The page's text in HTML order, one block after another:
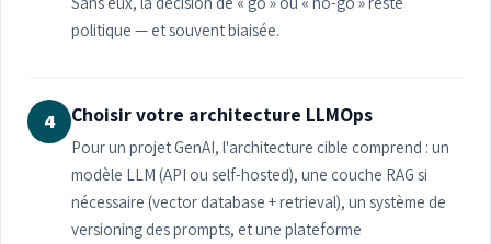
politique — et souvent biaisée.
4 Choisir votre architecture LLMOps
Pour un projet GenAI, l'architecture cible comprend : un
modèle LLM (API ou self-hosted), une couche RAG si
nécessaire (vector database + retrieval), un système de
versioning des prompts, et une plateforme